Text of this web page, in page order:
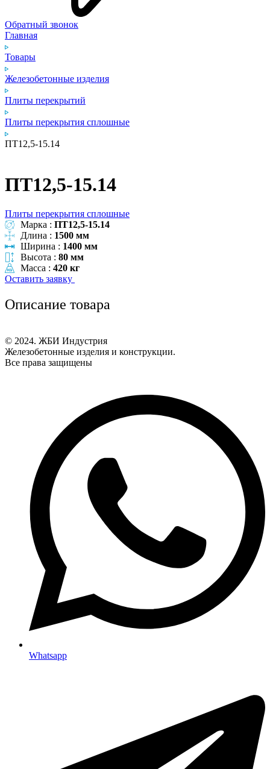
Обратный звонок
Главная
Товары
Железобетонные изделия
Плиты перекрытий
Плиты перекрытия сплошные
ПТ12,5-15.14
ПТ12,5-15.14
Плиты перекрытия сплошные
Марка : ПТ12,5-15.14
Длина : 1500 мм
Ширина : 1400 мм
Высота : 80 мм
Масса : 420 кг
Оставить заявку
Описание товара
© 2024. ЖБИ Индустрия
Железобетонные изделия и конструкции.
Все права защищены
Whatsapp